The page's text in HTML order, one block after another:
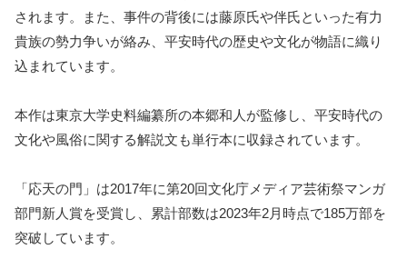
されます。また、事件の背後には藤原氏や伴氏といった有力
貴族の勢力争いが絡み、平安時代の歴史や文化が物語に織り
込まれています。
本作は東京大学史料編纂所の本郷和人が監修し、平安時代の
文化や風俗に関する解説文も単行本に収録されています。
「応天の門」は2017年に第20回文化庁メディア芸術祭マンガ
部門新人賞を受賞し、累計部数は2023年2月時点で185万部を
突破しています。